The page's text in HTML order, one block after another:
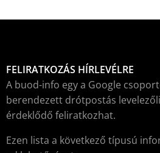
FELIRATKOZÁS HÍRLEVÉLRE
A buod-info egy a Google
berendezett drótpostás
érdeklődő feliratkozhat.
Ezen lista a következő típusú